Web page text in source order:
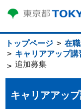
トップページ
在
キャリアアップ講
追加募集
キャリアアッ